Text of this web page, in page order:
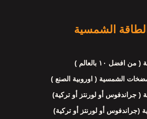
الشمسية
افضل ١٠ بالعالم )
الشمسية ( اوروبية الصنع )
( جراندفوس أو لورنتز أو تركية)
(جراندفوس أو لورنتز أو تركية)